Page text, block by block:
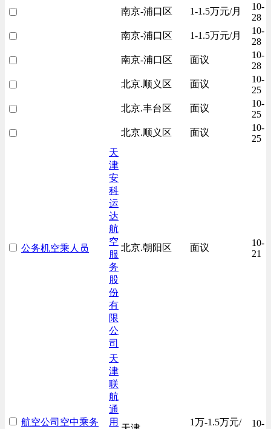
南京-浦口区
1-1.5万元/月
10-
28
南京-浦口区
1-1.5万元/月
10-
28
南京-浦口区
面议
10-
28
北京.顺义区
面议
10-
25
北京.丰台区
面议
10-
25
北京.顺义区
面议
10-
25
公务机空乘人员
天
津
安
科
运
达
航
空
服
务
股
份
有
限
公
司
北京.朝阳区 面议
10-
21
航空公司空中乘务
天
津
联
航
通
用
1万-1.5万元/
10-